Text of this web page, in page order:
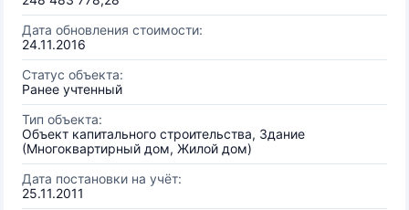
Дата обновления стоимости:
24.11.2016
Статус объекта:
Ранее учтенный
Тип объекта:
Объект капитального строительства, Здание
(Многоквартирный дом, Жилой дом)
Дата постановки на учёт:
25.11.2011